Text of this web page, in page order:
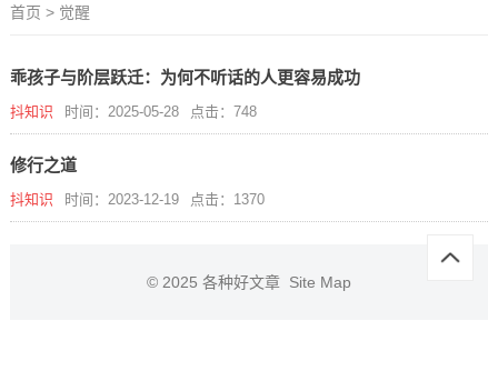
首页 > 觉醒
乖孩子与阶层跃迁：为何不听话的人更容易成功
抖知识 时间：2025-05-28 点击：748
修行之道
抖知识 时间：2023-12-19 点击：1370
© 2025 各种好文章 Site Map